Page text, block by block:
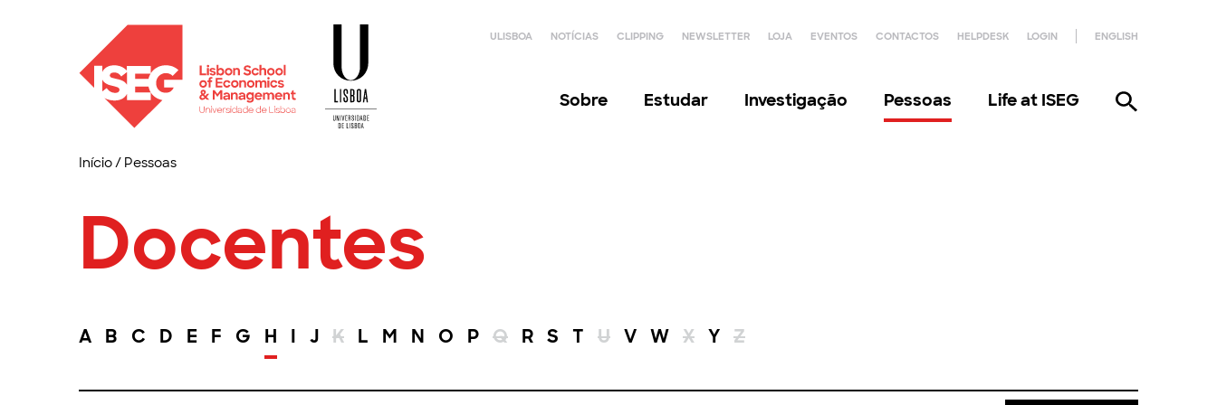
ULISBOA NOTÍCIAS CLIPPING NEWSLETTER LOJA EVENTOS CONTACTOS HELPDESK LOGIN ENGLISH
Sobre Estudar Investigação Pessoas Life at ISEG
Início/ Pessoas
Docentes
A B C D E F G H I J K L M N O P Q R S T U V W X Y Z